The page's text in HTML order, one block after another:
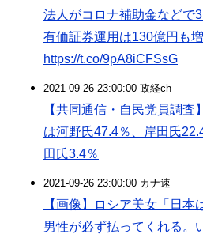
法人がコロナ補助金などで
有価証券運用は130億円も
https://t.co/9pA8iCFSsG
2021-09-26 23:00:00 政経ch
【共同通信・自民党員調査
は河野氏47.4％、岸田氏
田氏3.4％
2021-09-26 23:00:00 カナ速
【画像】ロシア美女「日
男性が必ず払ってくれる。